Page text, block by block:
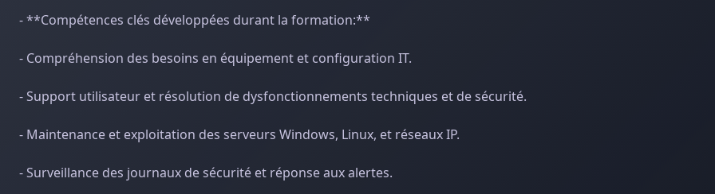
- **Compétences clés développées durant la formation:**
- Compréhension des besoins en équipement et configuration IT.
- Support utilisateur et résolution de dysfonctionnements techniques et de sécurité.
- Maintenance et exploitation des serveurs Windows, Linux, et réseaux IP.
- Surveillance des journaux de sécurité et réponse aux alertes.